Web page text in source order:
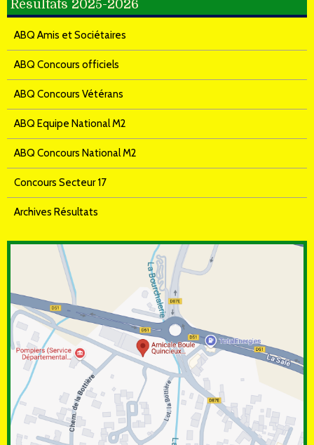
Résultats 2025-2026
ABQ Amis et Sociétaires
ABQ Concours officiels
ABQ Concours Vétérans
ABQ Equipe National M2
ABQ Concours National M2
Concours Secteur 17
Archives Résultats